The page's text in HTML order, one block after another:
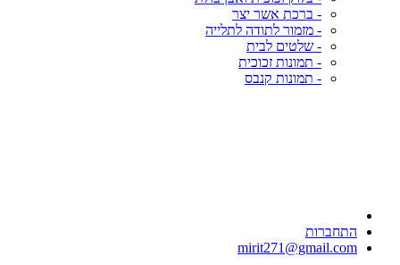
- ברכת אשר יצר
- מזמור לתודה לתלייה
- שלטים לבית
- תמונות זכוכית
- תמונות קנבס
התחברות
mirit271@gmail.com